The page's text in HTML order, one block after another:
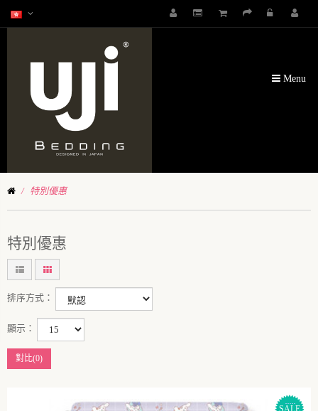
Menu
特別優惠
特別優惠
排序方式：
顯示：
對比(0)
SALE